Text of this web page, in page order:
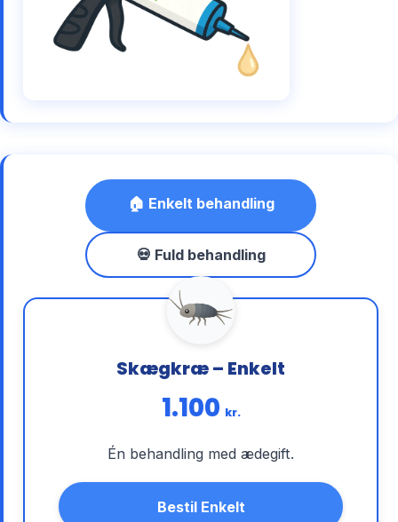
🏠 Enkelt behandling
💀 Fuld behandling
Skægkræ – Enkelt
1.100 kr.
Én behandling med ædegift.
Bestil Enkelt